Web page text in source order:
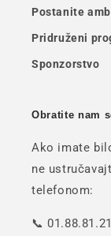
Postanite
Pridruženi
Sponzorstvo
Obratite nam
Ako imate
ne
telefonom:
📞